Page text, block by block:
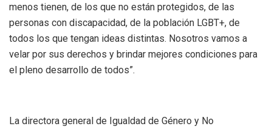
menos tienen, de los que no están protegidos, de las
personas con discapacidad, de la población LGBT+, de
todos los que tengan ideas distintas. Nosotros vamos a
velar por sus derechos y brindar mejores condiciones para
el pleno desarrollo de todos”.
La directora general de Igualdad de Género y No